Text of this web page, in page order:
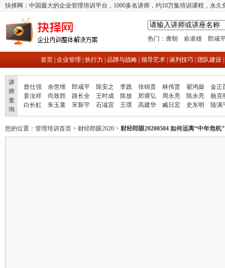
抉择网：中国最大的企业管理培训平台，1000多名讲师，约10万集培训课程，永
热门： 唐朝 俞凌雄 郎咸
首页| 企业管理 执行力 品牌与战略| 领导艺术| 谈判技巧| 团队建设|
讲
师
查
询
曾仕强 余世维 郎咸平 陈安之 李践 张锦贵 林伟贤 翟鸿燊
金正
姜汝祥
尚致胜 路长全 王时成 陈放 郑甫弘 周永亮 陈永亮
杨克
白长虹
朱玉童 宋新宇 石滋宜 王璞 高建华 臧日宏 史东明 陆满
您的位置： 管理培训首页 > 财经郎眼2020 > 财经郎眼20200504 如何远离“中年危机